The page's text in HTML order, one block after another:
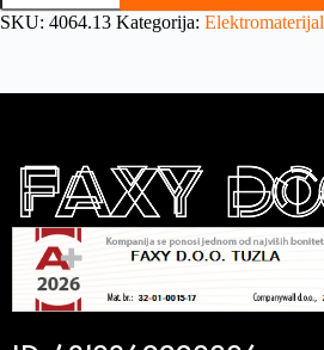
SKU: 4064.13 Kategorija: Elektromaterijal